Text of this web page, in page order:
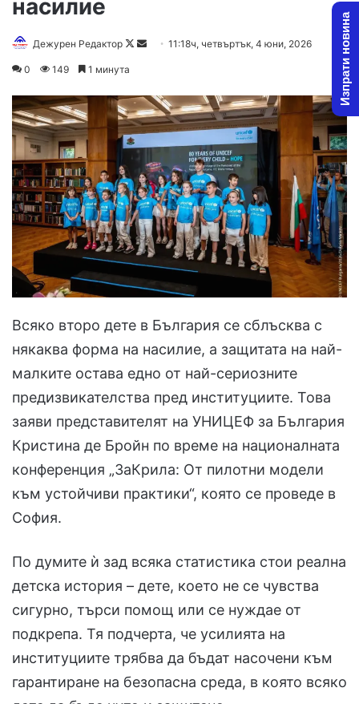
насилие
Дежурен Редактор
Follow
Send11:18ч, четвъртък, 4 юни, 2026
0 149 1 минута
Всяко второ дете в България се сблъсква с
някаква форма на насилие, а защитата на най-
малките остава едно от най-сериозните
предизвикателства пред институциите. Това
заяви представителят на УНИЦЕФ за България
Кристина де Бройн по време на националната
конференция „ЗаКрила: От пилотни модели
към устойчиви практики“, която се проведе в
София.
По думите ѝ зад всяка статистика стои реална
детска история – дете, което не се чувства
сигурно, търси помощ или се нуждае от
подкрепа. Тя подчерта, че усилията на
институциите трябва да бъдат насочени към
гарантиране на безопасна среда, в която всяко
Изпрати новина